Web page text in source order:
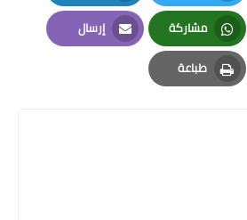
Twitter
LinkedIn
مشاركة
Whatsapp
إرسال
Email
طباعة
Print